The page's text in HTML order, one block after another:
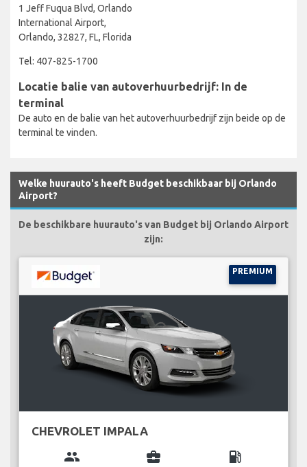
1 Jeff Fuqua Blvd, Orlando
International Airport,
Orlando, 32827, FL, Florida
Tel: 407-825-1700
Locatie balie van autoverhuurbedrijf: In de
terminal
De auto en de balie van het autoverhuurbedrijf zijn beide op de
terminal te vinden.
Welke huurauto's heeft Budget beschikbaar bij Orlando
Airport?
De beschikbare huurauto's van Budget bij Orlando Airport
zijn:
PREMIUM
CHEVROLET IMPALA
group business_center local_gas_station